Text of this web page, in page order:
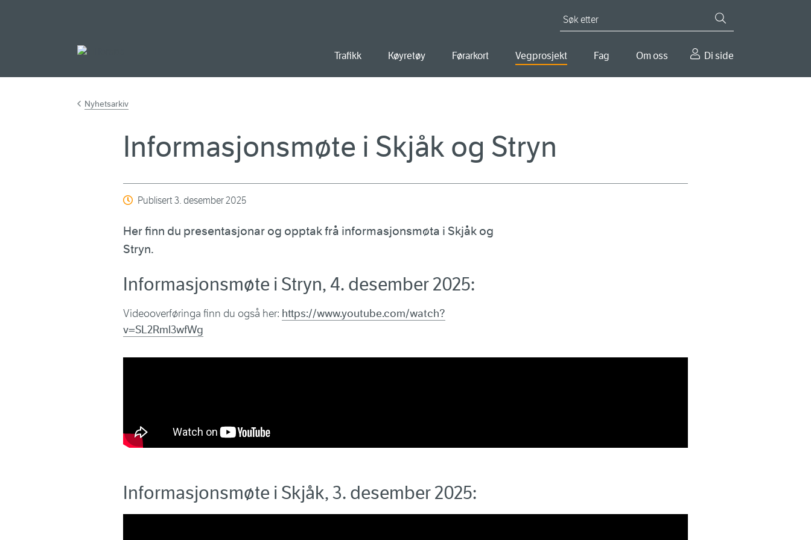
Trafikk Køyretøy Førarkort Vegprosjekt Fag Om oss Di side
Nyhetsarkiv
Informasjonsmøte i Skjåk og Stryn
Publisert3. desember 2025
Her finn du presentasjonar og opptak frå informasjonsmøta i Skjåk og
Stryn.
Informasjonsmøte i Stryn, 4. desember 2025:
Videooverføringa finn du også her: https://www.youtube.com/watch?
v=SL2Rml3wfWg
Informasjonsmøte i Skjåk, 3. desember 2025: